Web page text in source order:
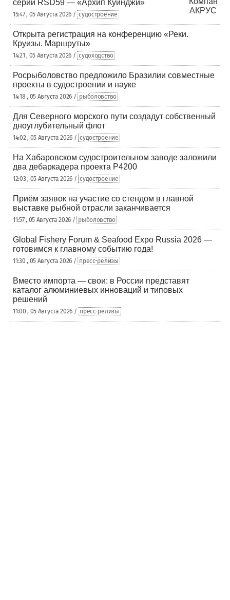
серии RSD59 — «Архип Куинджи»
15:47 , 05 Августа 2026 / судостроение
Открыта регистрация на конференцию «Реки.
Круизы. Маршруты»
14:21 , 05 Августа 2026 / судоходство
Росрыболовство предложило Бразилии совместные
проекты в судостроении и науке
14:18 , 05 Августа 2026 / рыболовство
Для Северного морского пути создадут собственный
дноуглубительный флот
14:02 , 05 Августа 2026 / судостроение
На Хабаровском судостроительном заводе заложили
два дебаркадера проекта Р4200
12:03 , 05 Августа 2026 / судостроение
Приём заявок на участие со стендом в главной
выставке рыбной отрасли заканчивается
11:57 , 05 Августа 2026 / рыболовство
Global Fishery Forum & Seafood Expo Russia 2026 —
готовимся к главному событию года!
11:30 , 05 Августа 2026 / пресс-релизы
Вместо импорта — свои: в России представят
каталог алюминиевых инноваций и типовых
решений
11:00 , 05 Августа 2026 / пресс-релизы